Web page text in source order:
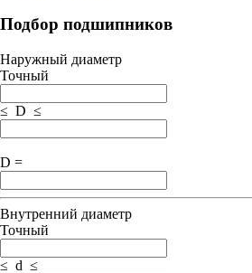
Подбор подшипников
Наружный диаметр
Точный
≤ D ≤
D =
Внутренний диаметр
Точный
≤ d ≤